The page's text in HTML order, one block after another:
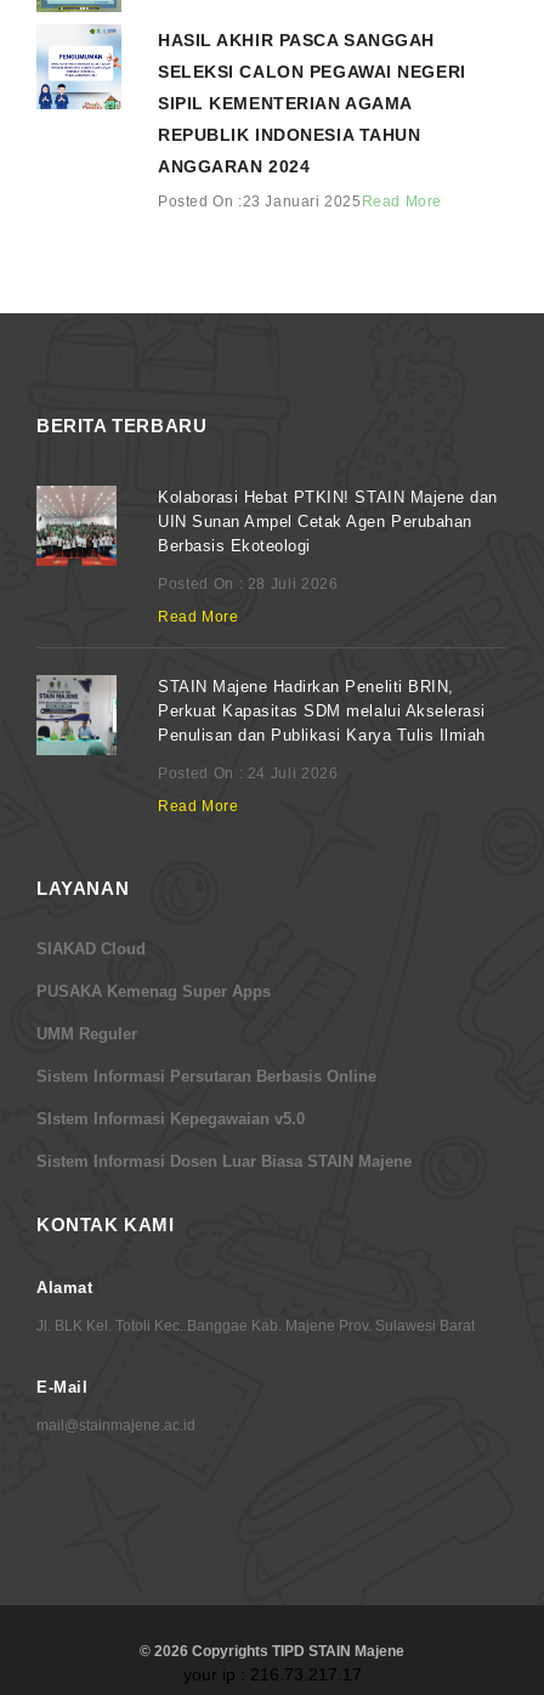
HASIL AKHIR PASCA SANGGAH
SELEKSI CALON PEGAWAI NEGERI
SIPIL KEMENTERIAN AGAMA
REPUBLIK INDONESIA TAHUN
ANGGARAN 2024
Posted On :23 Januari 2025 Read More
BERITA TERBARU
Kolaborasi Hebat PTKIN! STAIN Majene dan
UIN Sunan Ampel Cetak Agen Perubahan
Berbasis Ekoteologi
Posted On : 28 Juli 2026
Read More
STAIN Majene Hadirkan Peneliti BRIN,
Perkuat Kapasitas SDM melalui Akselerasi
Penulisan dan Publikasi Karya Tulis Ilmiah
Posted On : 24 Juli 2026
Read More
LAYANAN
SIAKAD Cloud
PUSAKA Kemenag Super Apps
UMM Reguler
Sistem Informasi Persutaran Berbasis Online
SIstem Informasi Kepegawaian v5.0
Sistem Informasi Dosen Luar Biasa STAIN Majene
KONTAK KAMI
Alamat
Jl. BLK Kel. Totoli Kec. Banggae Kab. Majene Prov. Sulawesi Barat
E-Mail
mail@stainmajene.ac.id
© 2026 Copyrights TIPD STAIN Majene
your ip : 216.73.217.17